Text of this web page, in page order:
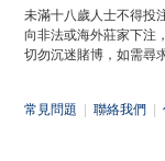
未滿十八歲人士不得投
向非法或海外莊家下注
切勿沉迷賭博，如需尋
常見問題 聯絡我們